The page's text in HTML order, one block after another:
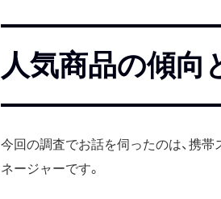
人気商品の傾向
今回の調査でお話を伺ったのは、携
ネージャーです。